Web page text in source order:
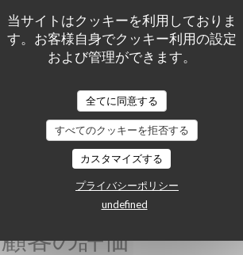
当サイトはクッキーを利用しておりま
す。お客様自身でクッキー利用の設定
および管理ができます。
全てに同意する
すべてのクッキーを拒否する
カスタマイズする
プライバシーポリシー
undefined
顧客の評価